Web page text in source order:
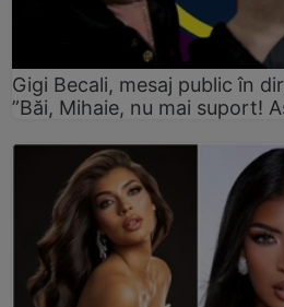
Gigi Becali, mesaj public în
”Băi, Mihaie, nu mai suport!